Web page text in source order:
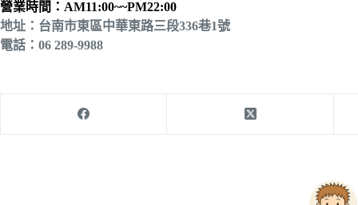
營業時間：AM11:00~~PM22:00
地址：台南市東區中華東路三段336巷1號
電話：06 289-9988